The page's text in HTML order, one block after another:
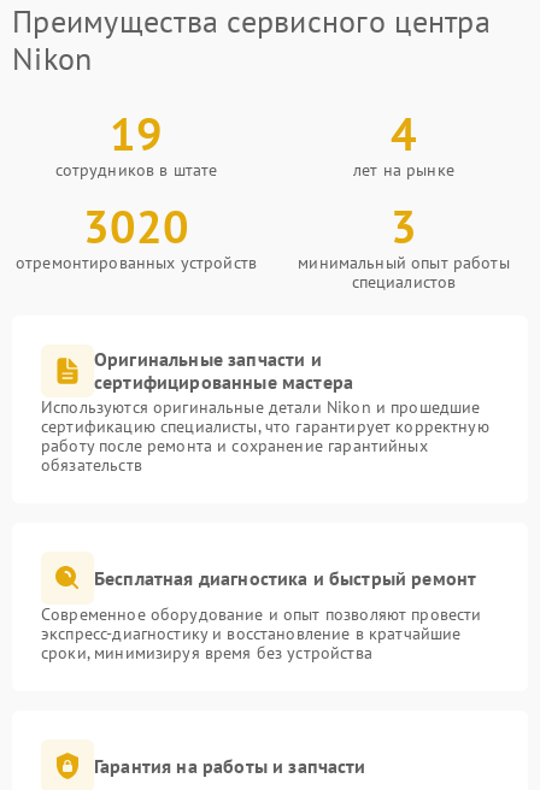
Преимущества сервисного центра
Nikon
19
сотрудников в штате
4
лет на рынке
3020
отремонтированных устройств
3
минимальный опыт работы
специалистов
Оригинальные запчасти и
сертифицированные мастера
Используются оригинальные детали Nikon и прошедшие
сертификацию специалисты, что гарантирует корректную
работу после ремонта и сохранение гарантийных
обязательств
Бесплатная диагностика и быстрый ремонт
Современное оборудование и опыт позволяют провести
экспресс-диагностику и восстановление в кратчайшие
сроки, минимизируя время без устройства
Гарантия на работы и запчасти